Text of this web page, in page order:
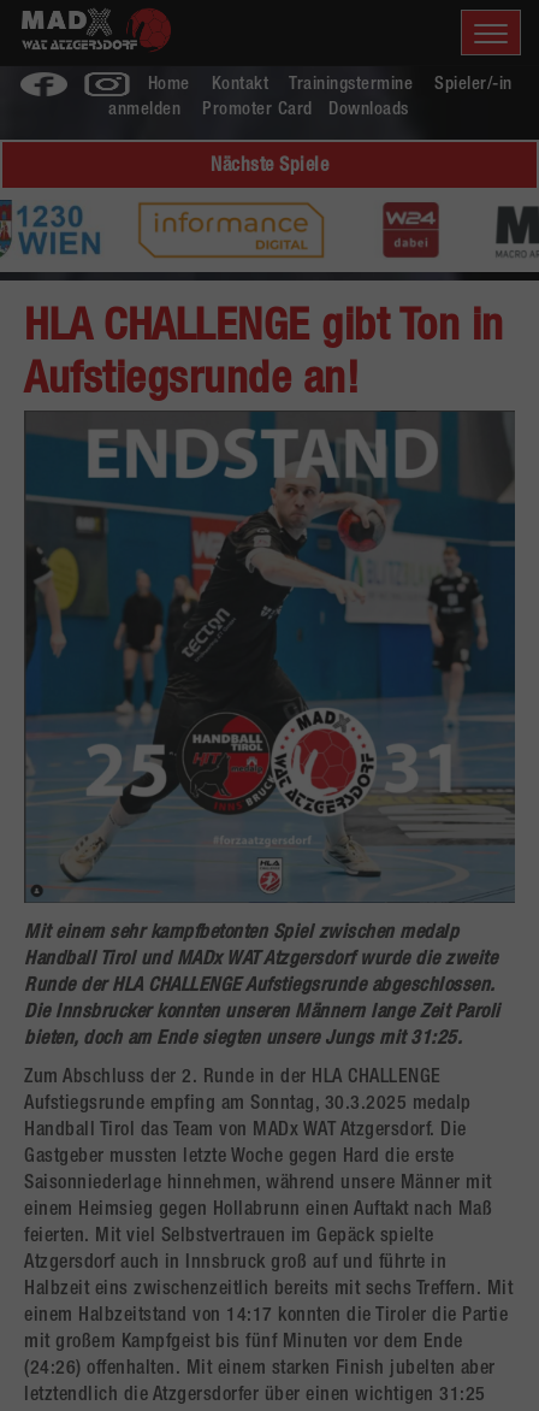
Home Kontakt Trainingstermine
Spieler/-in
anmelden
Promoter Card Downloads
Nächste Spiele
HLA CHALLENGE gibt Ton in
Aufstiegsrunde an!
Mit einem sehr kampfbetonten Spiel zwischen medalp
Handball Tirol und MADx WAT Atzgersdorf wurde die zweite
Runde der HLA CHALLENGE Aufstiegsrunde abgeschlossen.
Die Innsbrucker konnten unseren Männern lange Zeit Paroli
bieten, doch am Ende siegten unsere Jungs mit 31:25.
Zum Abschluss der 2. Runde in der HLA CHALLENGE
Aufstiegsrunde empfing am Sonntag, 30.3.2025 medalp
Handball Tirol das Team von MADx WAT Atzgersdorf. Die
Gastgeber mussten letzte Woche gegen Hard die erste
Saisonniederlage hinnehmen, während unsere Männer mit
einem Heimsieg gegen Hollabrunn einen Auftakt nach Maß
feierten. Mit viel Selbstvertrauen im Gepäck spielte
Atzgersdorf auch in Innsbruck groß auf und führte in
Halbzeit eins zwischenzeitlich bereits mit sechs Treffern. Mit
einem Halbzeitstand von 14:17 konnten die Tiroler die Partie
mit großem Kampfgeist bis fünf Minuten vor dem Ende
(24:26) offenhalten. Mit einem starken Finish jubelten aber
letztendlich die Atzgersdorfer über einen wichtigen 31:25